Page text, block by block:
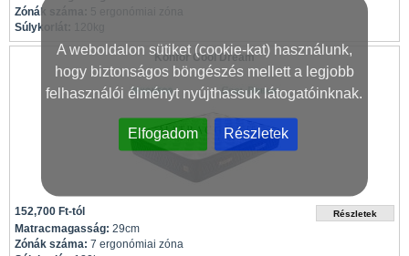
A weboldalon sütiket (cookie-kat) használunk,
hogy biztonságos böngészés mellett a legjobb
felhasználói élményt nyújthassuk látogatóinknak.
Elfogadom Részletek
Zónák száma:
Súlykorlát:
Konfor Cool Dream
152,700 Ft-tól
Matracmagasság: 29cm
Zónák száma: 7 ergonómiai zóna